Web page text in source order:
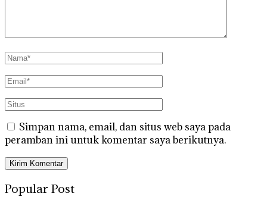
Simpan nama, email, dan situs web saya pada
peramban ini untuk komentar saya berikutnya.
Popular Post